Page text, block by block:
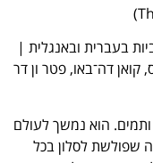
)
| כתוביות בעברית ובאנגלית |
דה־באו, פטר ון דר
בחור ביישן ותמים. הוא נמשך לעולם
שפולשת לסלון בכל